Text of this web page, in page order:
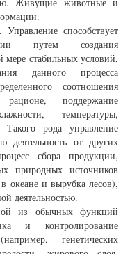
способствует
путем создания
стабильных условий,
данного процесса
соотношения
поддержание
температуры,
рода управление
деятельность от других
сбора продукции,
природных источников
океане и вырубка лесов),
деятельностью.
из обычных функций
и контролирование
генетических